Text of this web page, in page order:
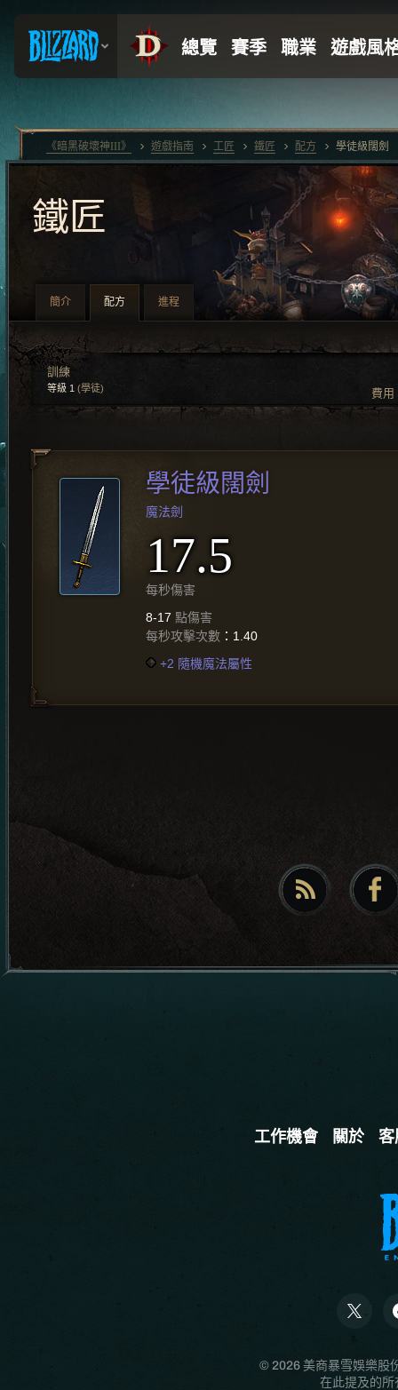
鐵匠
簡介 配方 進程
費用
訓練
等級 1 (學徒)
學徒級闊劍
魔法劍
17.5
每秒傷害
8-17 點傷害
每秒攻擊次數 ：1.40
+2 隨機魔法屬性
《暗黑破壞神III》 遊戲指南 工匠 鐵匠 配方 學徒級闊劍